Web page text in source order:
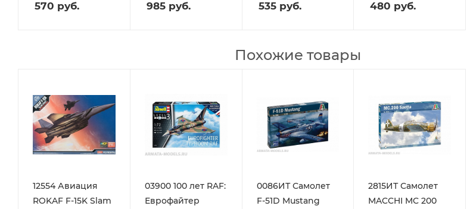
570 руб. 985руб. 535руб. 480 руб.
Похожие товары
12554 Авиация
ROKAF F-15K Slam
03900 100 лет RAF:
Еврофайтер
0086ИТ Самолет
F-51D Mustang
2815ИТ Самолет
MACCHI MC 200